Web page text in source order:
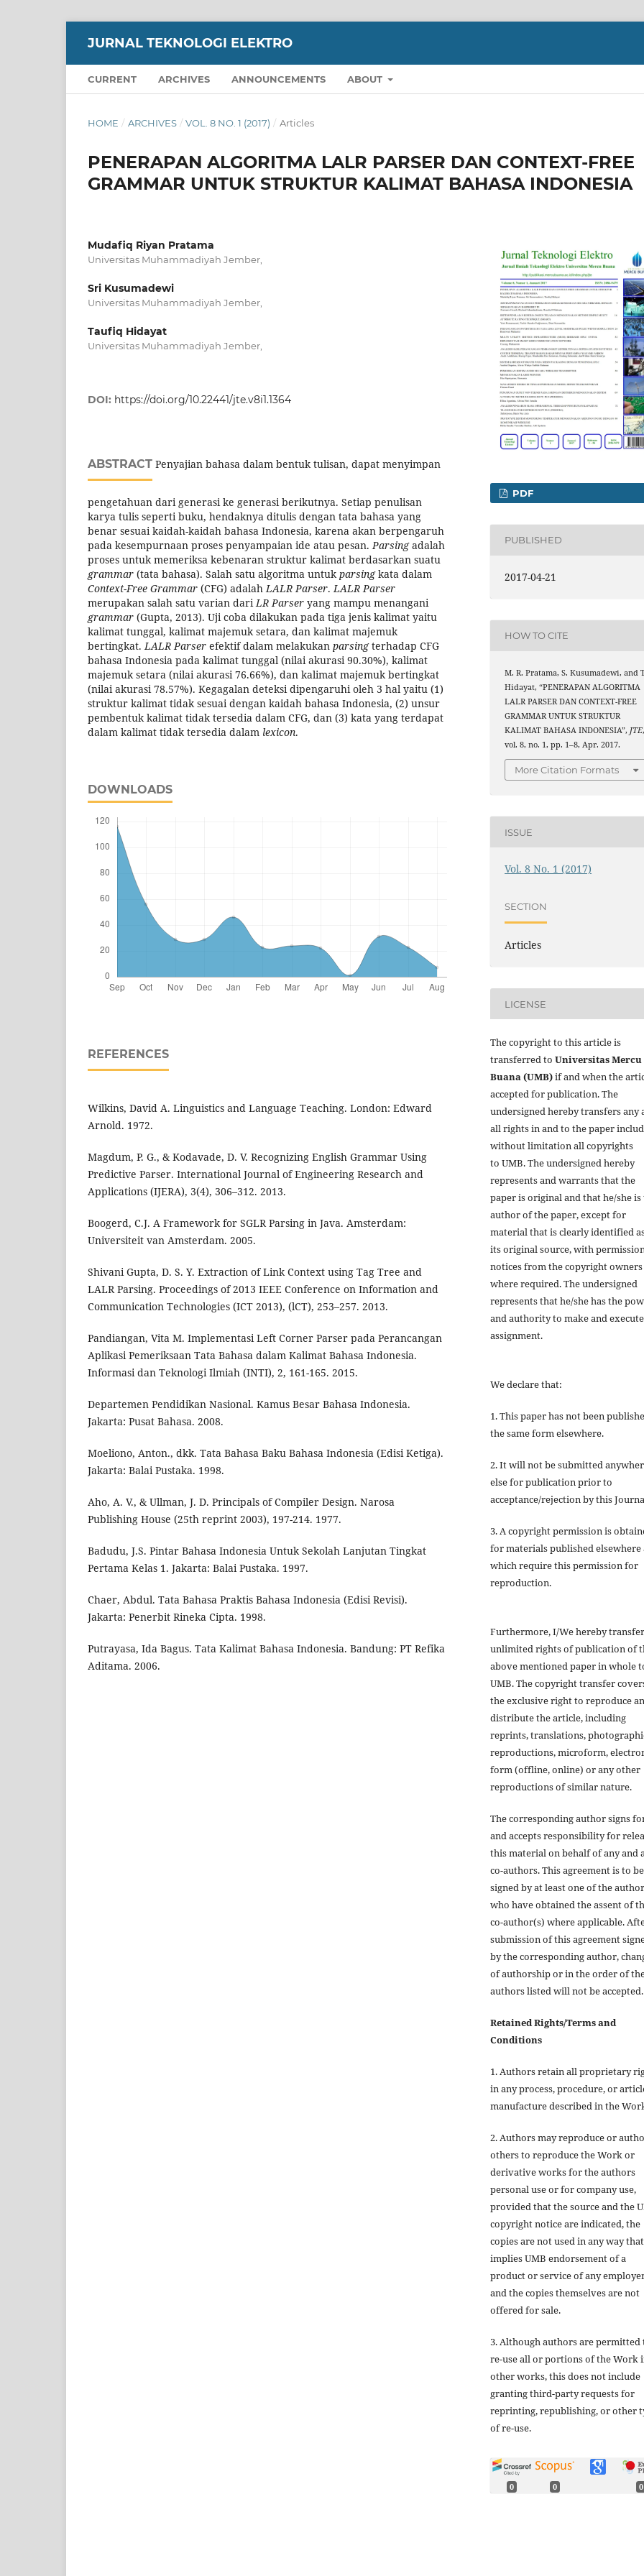
JURNAL TEKNOLOGI ELEKTRO
CURRENT ARCHIVES ANNOUNCEMENTS ABOUT
HOME / ARCHIVES / VOL. 8 NO. 1 (2017) / Articles
PENERAPAN ALGORITMA LALR PARSER DAN CONTEXT-FREE
GRAMMAR UNTUK STRUKTUR KALIMAT BAHASA INDONESIA
Mudafiq Riyan Pratama
Universitas Muhammadiyah Jember,
Sri Kusumadewi
Universitas Muhammadiyah Jember,
Taufiq Hidayat
Universitas Muhammadiyah Jember,
DOI: https://doi.org/10.22441/jte.v8i1.1364
ABSTRACT Penyajian bahasa dalam bentuk tulisan, dapat menyimpan
pengetahuan dari generasi ke generasi berikutnya. Setiap penulisan
karya tulis seperti buku, hendaknya ditulis dengan tata bahasa yang
benar sesuai kaidah-kaidah bahasa Indonesia, karena akan berpengaruh
pada kesempurnaan proses penyampaian ide atau pesan.Parsingadalah
proses untuk memeriksa kebenaran struktur kalimat berdasarkan suatu
grammar (tata bahasa). Salah satu algoritma untukparsingkata dalam
Context-Free Grammar (CFG) adalahLALR Parser.LALR Parser
merupakan salah satu varian dariLR Parser yang mampu menangani
grammar (Gupta, 2013). Uji coba dilakukan pada tiga jenis kalimat yaitu
kalimat tunggal, kalimat majemuk setara, dan kalimat majemuk
bertingkat.LALR Parser efektif dalam melakukan parsingterhadap CFG
bahasa Indonesia pada kalimat tunggal (nilai akurasi 90.30%), kalimat
majemuk setara (nilai akurasi 76.66%), dan kalimat majemuk bertingkat
(nilai akurasi 78.57%). Kegagalan deteksi dipengaruhi oleh 3 hal yaitu (1)
struktur kalimat tidak sesuai dengan kaidah bahasa Indonesia, (2) unsur
pembentuk kalimat tidak tersedia dalam CFG, dan (3) kata yang terdapat
dalam kalimat tidak tersedia dalam lexicon.
DOWNLOADS
REFERENCES
Wilkins, David A. Linguistics and Language Teaching. London: Edward
Arnold. 1972.
Magdum, P. G., & Kodavade, D. V. Recognizing English Grammar Using
Predictive Parser. International Journal of Engineering Research and
Applications (IJERA), 3(4), 306–312. 2013.
Boogerd, C.J. A Framework for SGLR Parsing in Java. Amsterdam:
Universiteit van Amsterdam. 2005.
Shivani Gupta, D. S. Y. Extraction of Link Context using Tag Tree and
LALR Parsing. Proceedings of 2013 IEEE Conference on Information and
Communication Technologies (ICT 2013), (lCT), 253–257. 2013.
Pandiangan, Vita M. Implementasi Left Corner Parser pada Perancangan
Aplikasi Pemeriksaan Tata Bahasa dalam Kalimat Bahasa Indonesia.
Informasi dan Teknologi Ilmiah (INTI), 2, 161-165. 2015.
Departemen Pendidikan Nasional. Kamus Besar Bahasa Indonesia.
Jakarta: Pusat Bahasa. 2008.
Moeliono, Anton., dkk. Tata Bahasa Baku Bahasa Indonesia (Edisi Ketiga).
Jakarta: Balai Pustaka. 1998.
Aho, A. V., & Ullman, J. D. Principals of Compiler Design. Narosa
Publishing House (25th reprint 2003), 197-214. 1977.
Badudu, J.S. Pintar Bahasa Indonesia Untuk Sekolah Lanjutan Tingkat
Pertama Kelas 1. Jakarta: Balai Pustaka. 1997.
Chaer, Abdul. Tata Bahasa Praktis Bahasa Indonesia (Edisi Revisi).
Jakarta: Penerbit Rineka Cipta. 1998.
Putrayasa, Ida Bagus. Tata Kalimat Bahasa Indonesia. Bandung: PT Refika
Aditama. 2006.
PDF
PUBLISHED
2017-04-21
HOW TO CITE
M. R. Pratama, S. Kusumadewi, and
Hidayat, “PENERAPAN ALGORITMA
LALR PARSER DAN CONTEXT-FREE
GRAMMAR UNTUK STRUKTUR
KALIMAT BAHASA INDONESIA”, JTE,
vol. 8, no. 1, pp. 1–8, Apr. 2017.
More Citation Formats
ISSUE
Vol. 8 No. 1 (2017)
SECTION
Articles
LICENSE
The copyright to this article is
transferred to Universitas Mercu
Buana (UMB)if and when the
accepted for publication. The
undersigned hereby transfers any
all rights in and to the paper
without limitation all copyrights
to UMB. The undersigned hereby
represents and warrants that the
paper is original and that he/she is
author of the paper, except for
material that is clearly identified
its original source, with
notices from the copyright owners
where required. The undersigned
represents that he/she has the
and authority to make and
assignment.
We declare that:
1. This paper has not been
the same form elsewhere.
2. It will not be submitted
else for publication prior to
acceptance/rejection by this
3. A copyright permission is
for materials published elsewhere
which require this permission for
reproduction.
Furthermore, I/We hereby
unlimited rights of publication of
above mentioned paper in whole
UMB. The copyright transfer
the exclusive right to reproduce
distribute the article, including
reprints, translations,
reproductions, microform,
form (offline, online) or any other
reproductions of similar nature.
The corresponding author signs
and accepts responsibility for
this material on behalf of any and
co-authors. This agreement is to be
signed by at least one of the
who have obtained the assent of
co-author(s) where applicable.
submission of this agreement
by the corresponding author,
of authorship or in the order of
authors listed will not be accepted.
Retained Rights/Terms and
Conditions
1. Authors retain all proprietary
in any process, procedure, or
manufacture described in the
2. Authors may reproduce or
others to reproduce the Work or
derivative works for the authors
personal use or for company use,
provided that the source and the
copyright notice are indicated, the
copies are not used in any way that
implies UMB endorsement of a
product or service of any
and the copies themselves are not
offered for sale.
3. Although authors are permitted
re-use all or portions of the Work
other works, this does not include
granting third-party requests for
reprinting, republishing, or other
of re-use.
0 0 0